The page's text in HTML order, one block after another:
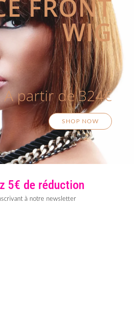
FRONT
WIG
A partir de 324€
SHOP NOW
5€ de réduction
à notre newsletter